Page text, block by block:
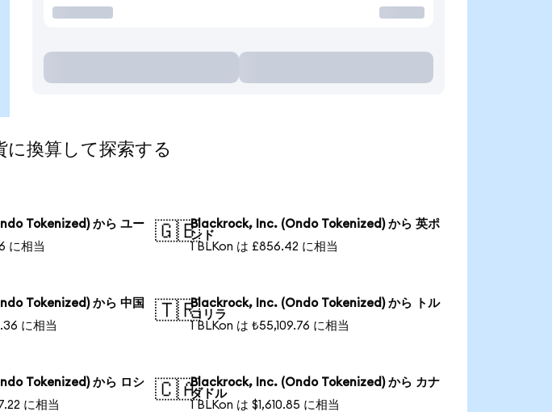
換算して探索する
Tokenized) から ユー
に相当
🇬🇧Blackrock, Inc. (Ondo Tokenized) から 英ポ
ンド
1 BLKon は £856.42 に相当
Tokenized) から 中国
に相当
🇹🇷Blackrock, Inc. (Ondo Tokenized) から トル
コリラ
1 BLKon は ₺55,109.76 に相当
Tokenized) から ロシ
に相当
🇨🇦Blackrock, Inc. (Ondo Tokenized) から カナ
ダドル
1 BLKon は $1,610.85 に相当